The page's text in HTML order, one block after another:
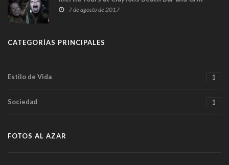
7 de agosto de 2017
CATEGORÍAS PRINCIPALES
Estilo de Vida 1
Sociedad 1
FOTOS AL AZAR